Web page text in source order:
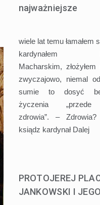
najważniejsze
wiele lat temu łamałem
kardynałem
Macharskim,
zwyczajowo, niemal
sumie to dosyć
życzenia „przede
zdrowia”. –
ksiądz kardynał Dalej
PROTOJEREJ
JANKOWSKI I